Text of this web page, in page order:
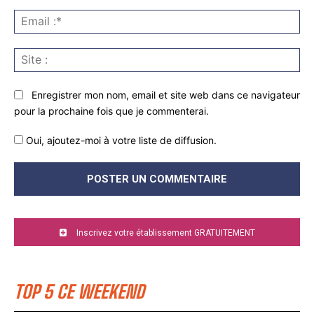
TOP 5 CE WEEKEND
:*
:
Enregistrer mon nom, email et site web dans ce navigateur
pour la prochaine fois que je commenterai.
Oui, ajoutez-moi à votre liste de diffusion.
Inscrivez votre établissement GRATUITEMENT